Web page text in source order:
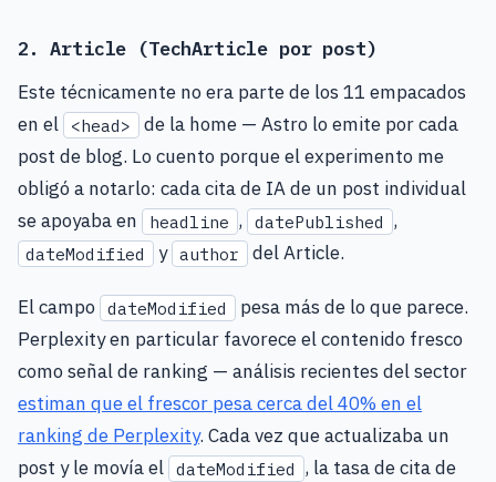
2. Article (TechArticle por post)
Este técnicamente no era parte de los 11 empacados
en el
<head>
de la home — Astro lo emite por cada
post de blog. Lo cuento porque el experimento me
obligó a notarlo: cada cita de IA de un post individual
se apoyaba en
headline , datePublished ,
dateModified y author del Article.
El campo dateModified
pesa más de lo que parece.
Perplexity en particular favorece el contenido fresco
como señal de ranking — análisis recientes del sector
estiman que el frescor pesa cerca del 40% en el
ranking de Perplexity. Cada vez que actualizaba un
post y le movía el dateModified , la tasa de cita de